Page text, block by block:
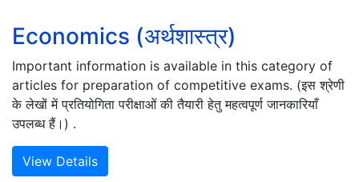
Economics (अर्थशास्त्र)
Important information is available in this category of
articles for preparation of competitive exams. (इस श्रेणी
के लेखों में प्रतियोगिता परीक्षाओं की तैयारी हेतु महत्वपूर्ण जानकारियाँ
उपलब्ध हैं।) .
View Details